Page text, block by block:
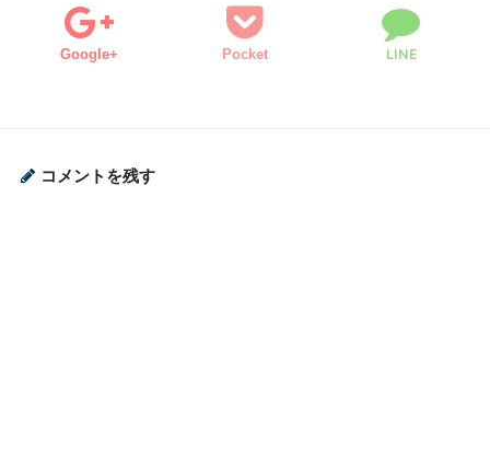
Google+ Pocket LINE
コメントを残す